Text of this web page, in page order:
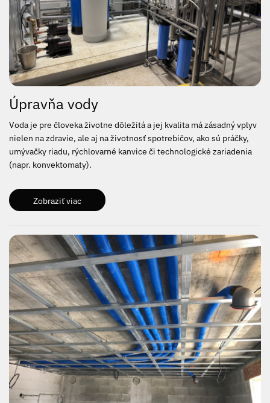
Úpravňa vody
Voda je pre človeka životne dôležitá a jej kvalita má zásadný vplyv
nielen na zdravie, ale aj na životnosť spotrebičov, ako sú práčky,
umývačky riadu, rýchlovarné kanvice či technologické zariadenia
(napr. konvektomaty).
Zobraziť viac